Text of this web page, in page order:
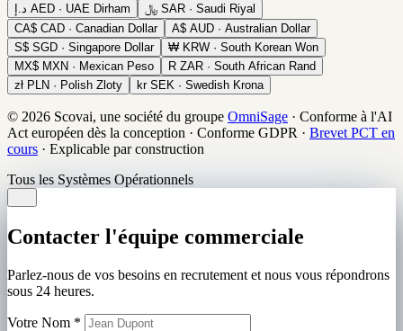
د.إ AED · UAE Dirham ﷼ SAR · Saudi Riyal
CA$ CAD · Canadian Dollar A$ AUD · Australian Dollar
S$ SGD · Singapore Dollar ₩ KRW · South Korean Won
MX$ MXN · Mexican Peso R ZAR · South African Rand
zł PLN · Polish Zloty kr SEK · Swedish Krona
© 2026 Scovai, une société du groupe OmniSage · Conforme à l'AI
Act européen dès la conception · Conforme GDPR · Brevet PCT en
cours · Explicable par construction
Tous les Systèmes Opérationnels
Contacter l'équipe commerciale
Parlez-nous de vos besoins en recrutement et nous vous répondrons
sous 24 heures.
Votre Nom *